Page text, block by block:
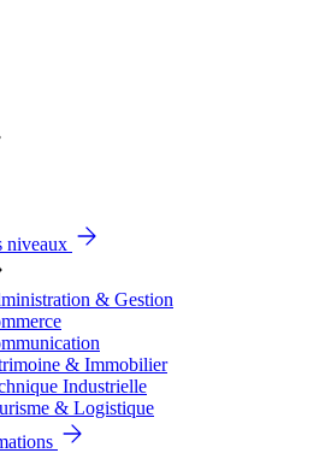
niveaux
& Gestion
& Immobilier
Industrielle
& Logistique